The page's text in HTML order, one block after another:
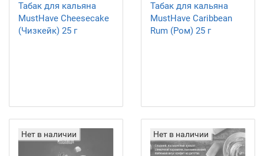
Табак для кальяна
MustHave Cheesecake
(Чизкейк) 25 г
Табак для кальяна
MustHave Caribbean
Rum (Ром) 25 г
Нет в наличии Нет в наличии